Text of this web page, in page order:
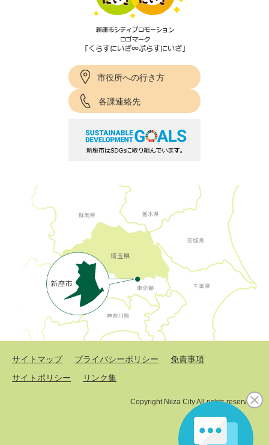
市役所への行き方
各課連絡先
サイトマップ プライバシーポリシー
免責事項
サイトポリシー
リンク集
Copyright Niiza City All rights reserved.